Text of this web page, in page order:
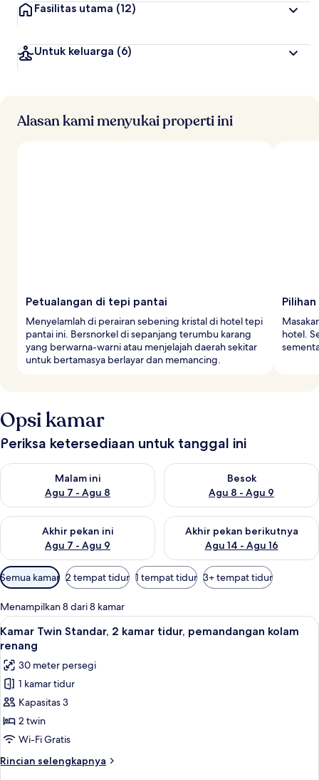
Fasilitas utama (12)
Untuk keluarga (6)
Alasan kami menyukai properti ini
Petualangan di tepi pantai
Menyelamlah di perairan sebening kristal di hotel tepi
pantai ini. Bersnorkel di sepanjang terumbu karang
yang berwarna-warni atau menjelajah daerah sekitar
untuk bertamasya berlayar dan memancing.
hotel.
Opsi kamar
Periksa ketersediaan untuk tanggal ini
Malam ini
Agu 7 - Agu 8
Periksa ketersediaan untuk malam ini Agu 7 - Agu 8
Besok
Agu 8 - Agu 9
Periksa ketersediaan untuk
Akhir pekan ini
Agu 7 - Agu 9
Periksa ketersediaan untuk akhir pekan ini Agu 7 - Agu 9
Akhir pekan berikutnya
Agu 14 - Agu 16
Periksa ketersediaan untuk
Filter
tersedia
untuk
kamar
Semua kamar 2 tempat tidur 1 tempat tidur 3+ tempat tidur
Menampilkan 8 dari 8 kamar
Lihat
semua
foto
untuk
Kamar
Twin
Standar,
2
kamar
tidur,
1 kamar tidur, seprai premium,
9
Kamar Twin Standar, 2 kamar tidur, pemandangan kolam
renang
30 meter persegi
1 kamar tidur
Kapasitas 3
2 twin
Wi-Fi Gratis
Rincian selengkapnya
Rincian